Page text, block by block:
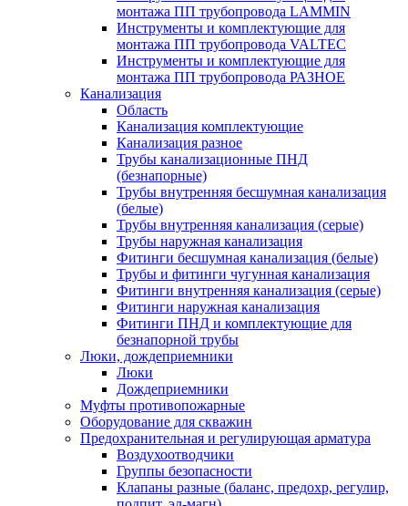
монтажа ПП трубопровода LAMMIN
Инструменты и комплектующие для
монтажа ПП трубопровода VALTEC
Инструменты и комплектующие для
монтажа ПП трубопровода РАЗНОЕ
Канализация
Область
Канализация комплектующие
Канализация разное
Трубы канализационные ПНД
(безнапорные)
Трубы внутренняя бесшумная канализация
(белые)
Трубы внутренняя канализация (серые)
Трубы наружная канализация
Фитинги бесшумная канализация (белые)
Трубы и фитинги чугунная канализация
Фитинги внутренняя канализация (серые)
Фитинги наружная канализация
Фитинги ПНД и комплектующие для
безнапорной трубы
Люки, дождеприемники
Люки
Дождеприемники
Муфты противопожарные
Оборудование для скважин
Предохранительная и регулирующая арматура
Воздухоотводчики
Группы безопасности
Клапаны разные (баланс, предохр, регулир,